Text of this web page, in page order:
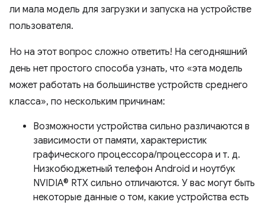
ли мала модель для загрузки и запуска на устройстве
пользователя.
Но на этот вопрос сложно ответить! На сегодняшний
день нет простого способа узнать, что «эта модель
может работать на большинстве устройств среднего
класса», по нескольким причинам:
Возможности устройства сильно различаются в
зависимости от памяти, характеристик
графического процессора/процессора и т. д.
Низкобюджетный телефон Android и ноутбук
NVIDIA® RTX сильно отличаются. У вас могут быть
некоторые данные о том, какие устройства есть